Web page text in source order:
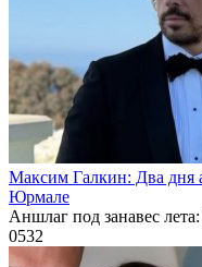
Максим Галкин: Два дня
Юрмале
Аншлаг под занавес
0532